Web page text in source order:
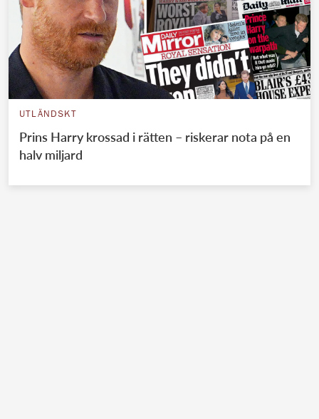
UTLÄNDSKT
Prins Harry krossad i rätten – riskerar nota på en
halv miljard